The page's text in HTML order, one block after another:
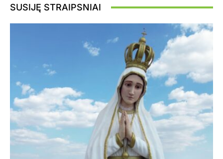
SUSIJĘ STRAIPSNIAI